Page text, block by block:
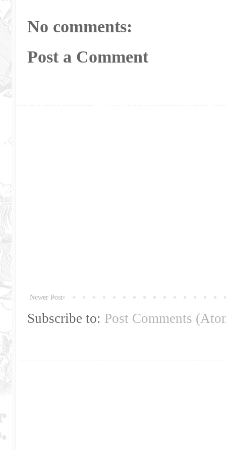
No comments:
Post a Comment
Newer Post
Subscribe to: Post Comments